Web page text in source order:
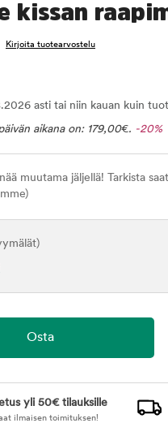
kissan
Kirjoita tuotearvostelu
asti tai niin kauan kuin
aikana on: 179,00€. -20%
muutama jäljellä! Tarkista
yli 50€ tilauksille
ilmaisen toimituksen!